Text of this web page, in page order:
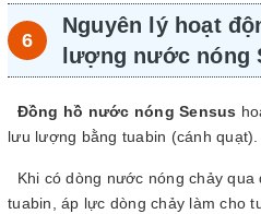
Nguyên lý hoạt
lượng nước nóng
Đồng hồ nước nóng Sensus
lưu lượng bằng tuabin (cánh
Khi có dòng nước nóng chảy
tuabin, áp lực dòng chảy làm cho